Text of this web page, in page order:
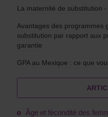
La maternité de substitution
Avantages des programmes
substitution par rapport aux
garantie
GPA au Mexique : ce que
Âge et fécondité des